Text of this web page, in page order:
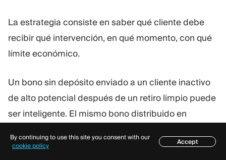
La estrategia consiste en saber qué cliente debe
recibir qué intervención, en qué momento, con qué
límite económico.
Un bono sin depósito enviado a un cliente inactivo
de alto potencial después de un retiro limpio puede
ser inteligente. El mismo bono distribuido en
centro de costos.
Índice
By continuing to use this site you consent with our
cookie policy
Accept